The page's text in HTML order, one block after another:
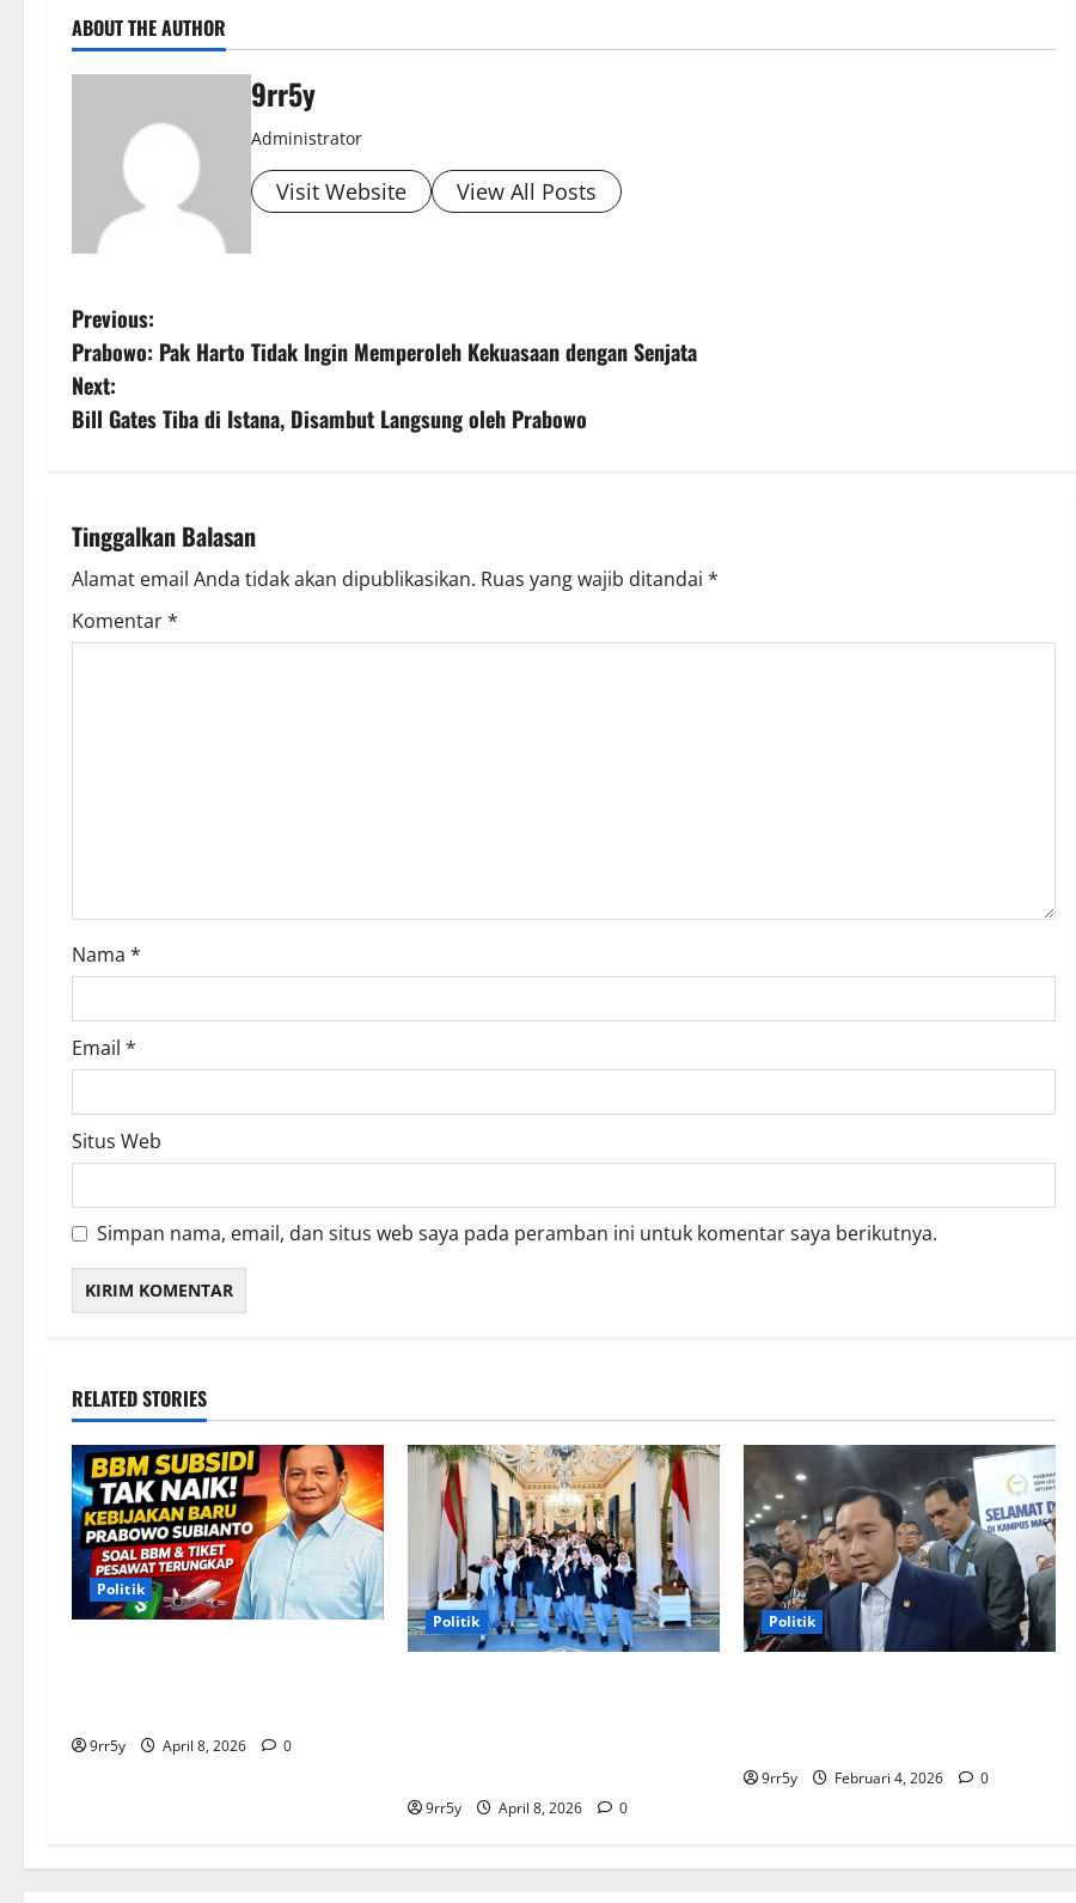
ABOUT THE AUTHOR
9rr5y
Administrator
Visit Website View All Posts
P
o
s
n
a
v
o
n
Previous:
Prabowo: Pak Harto Tidak Ingin Memperoleh Kekuasaan dengan Senjata
Next:
Bill Gates Tiba di Istana, Disambut Langsung oleh Prabowo
Tinggalkan Balasan
Alamat email Anda tidak akan dipublikasikan. Ruas yang wajib ditandai *
Komentar*
Nama *
Email *
Situs Web
Simpan nama, email, dan situs web saya pada peramban ini untuk komentar saya berikutnya.
RELATED STORIES
Politik
9rr5y April 8, 2026 0
Politik
9rr5y April 8, 2026 0
Politik
9rr5y Februari 4, 2026 0